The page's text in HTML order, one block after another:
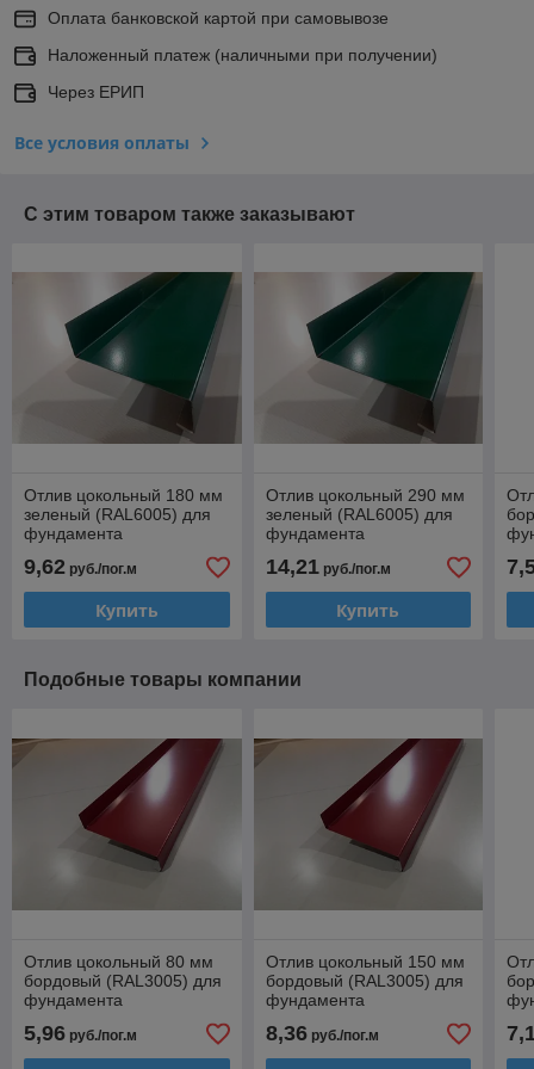
Оплата банковской картой при самовывозе
Наложенный платеж (наличными при получении)
Через ЕРИП
Все условия оплаты
С этим товаром также заказывают
Отлив цокольный 180 мм
зеленый (RAL6005) для
фундамента
9,62 руб./пог.м
Купить
Отлив цокольный 290 мм
зеленый (RAL6005) для
фундамента
14,21руб./пог.м
Купить
Подобные товары компании
Отлив цокольный 80 мм
бордовый (RAL3005) для
фундамента
5,96 руб./пог.м
Отлив цокольный 150 мм
бордовый (RAL3005) для
фундамента
8,36руб./пог.м